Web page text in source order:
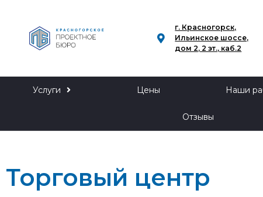
г. Красногорск,
Ильинское шоссе,
дом 2, 2 эт., каб.2
Услуги Цены Наши
Отзывы
Торговый центр